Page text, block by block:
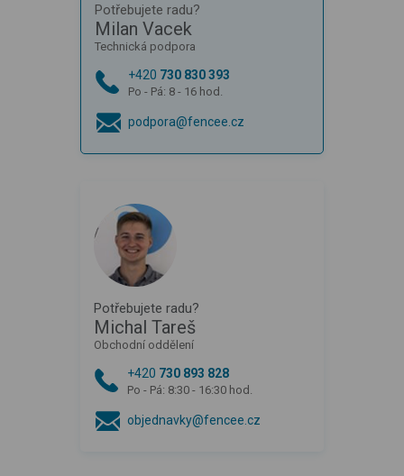
Potřebujete radu?
Milan Vacek
Technická podpora
+420 730 830 393
Po - Pá: 8 - 16 hod.
podpora@fencee.cz
Potřebujete radu?
Michal Tareš
Obchodní oddělení
+420 730 893 828
Po - Pá: 8:30 - 16:30 hod.
objednavky@fencee.cz